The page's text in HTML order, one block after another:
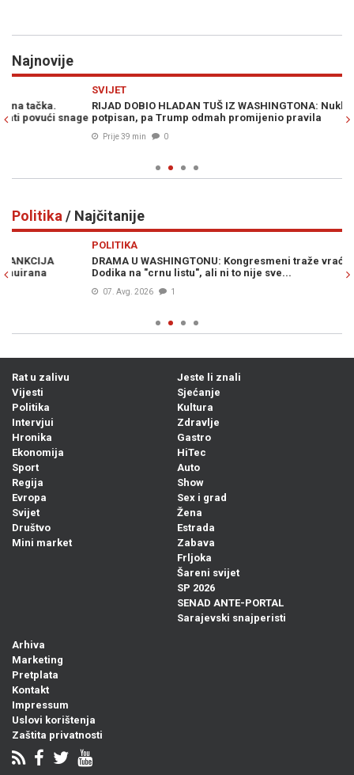
Najnovije
RIJAD DOBIO HLADAN TUŠ IZ WASHINGTONA: Nuklearni dogovor
potpisan, pa Trump odmah promijenio pravila
Politika / Najčitanije
DRAMA U WASHINGTONU: Kongresmeni traže vraćanje Milorada
Dodika na "crnu listu", ali ni to nije sve...
1
Rat u zalivu
Vijesti
Politika
Intervjui
Hronika
Ekonomija
Sport
Regija
Evropa
Svijet
Društvo
Mini market
Jeste li znali
Sjećanje
Kultura
Zdravlje
Gastro
HiTec
Auto
Show
Sex i grad
Žena
Estrada
Zabava
Frljoka
Šareni svijet
SP 2026
SENAD ANTE-PORTAL
Sarajevski snajperisti
Arhiva
Marketing
Pretplata
Kontakt
Impressum
Uslovi korištenja
Zaštita privatnosti